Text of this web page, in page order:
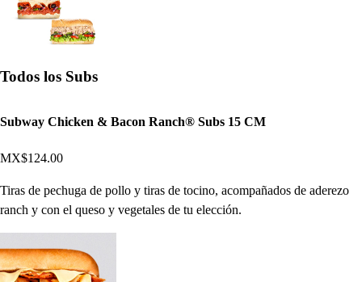
Todos los Subs
Subway Chicken & Bacon Ranch® Subs 15 CM
MX$124.00
Tiras de pechuga de pollo y tiras de tocino, acompañados de aderezo
ranch y con el queso y vegetales de tu elección.